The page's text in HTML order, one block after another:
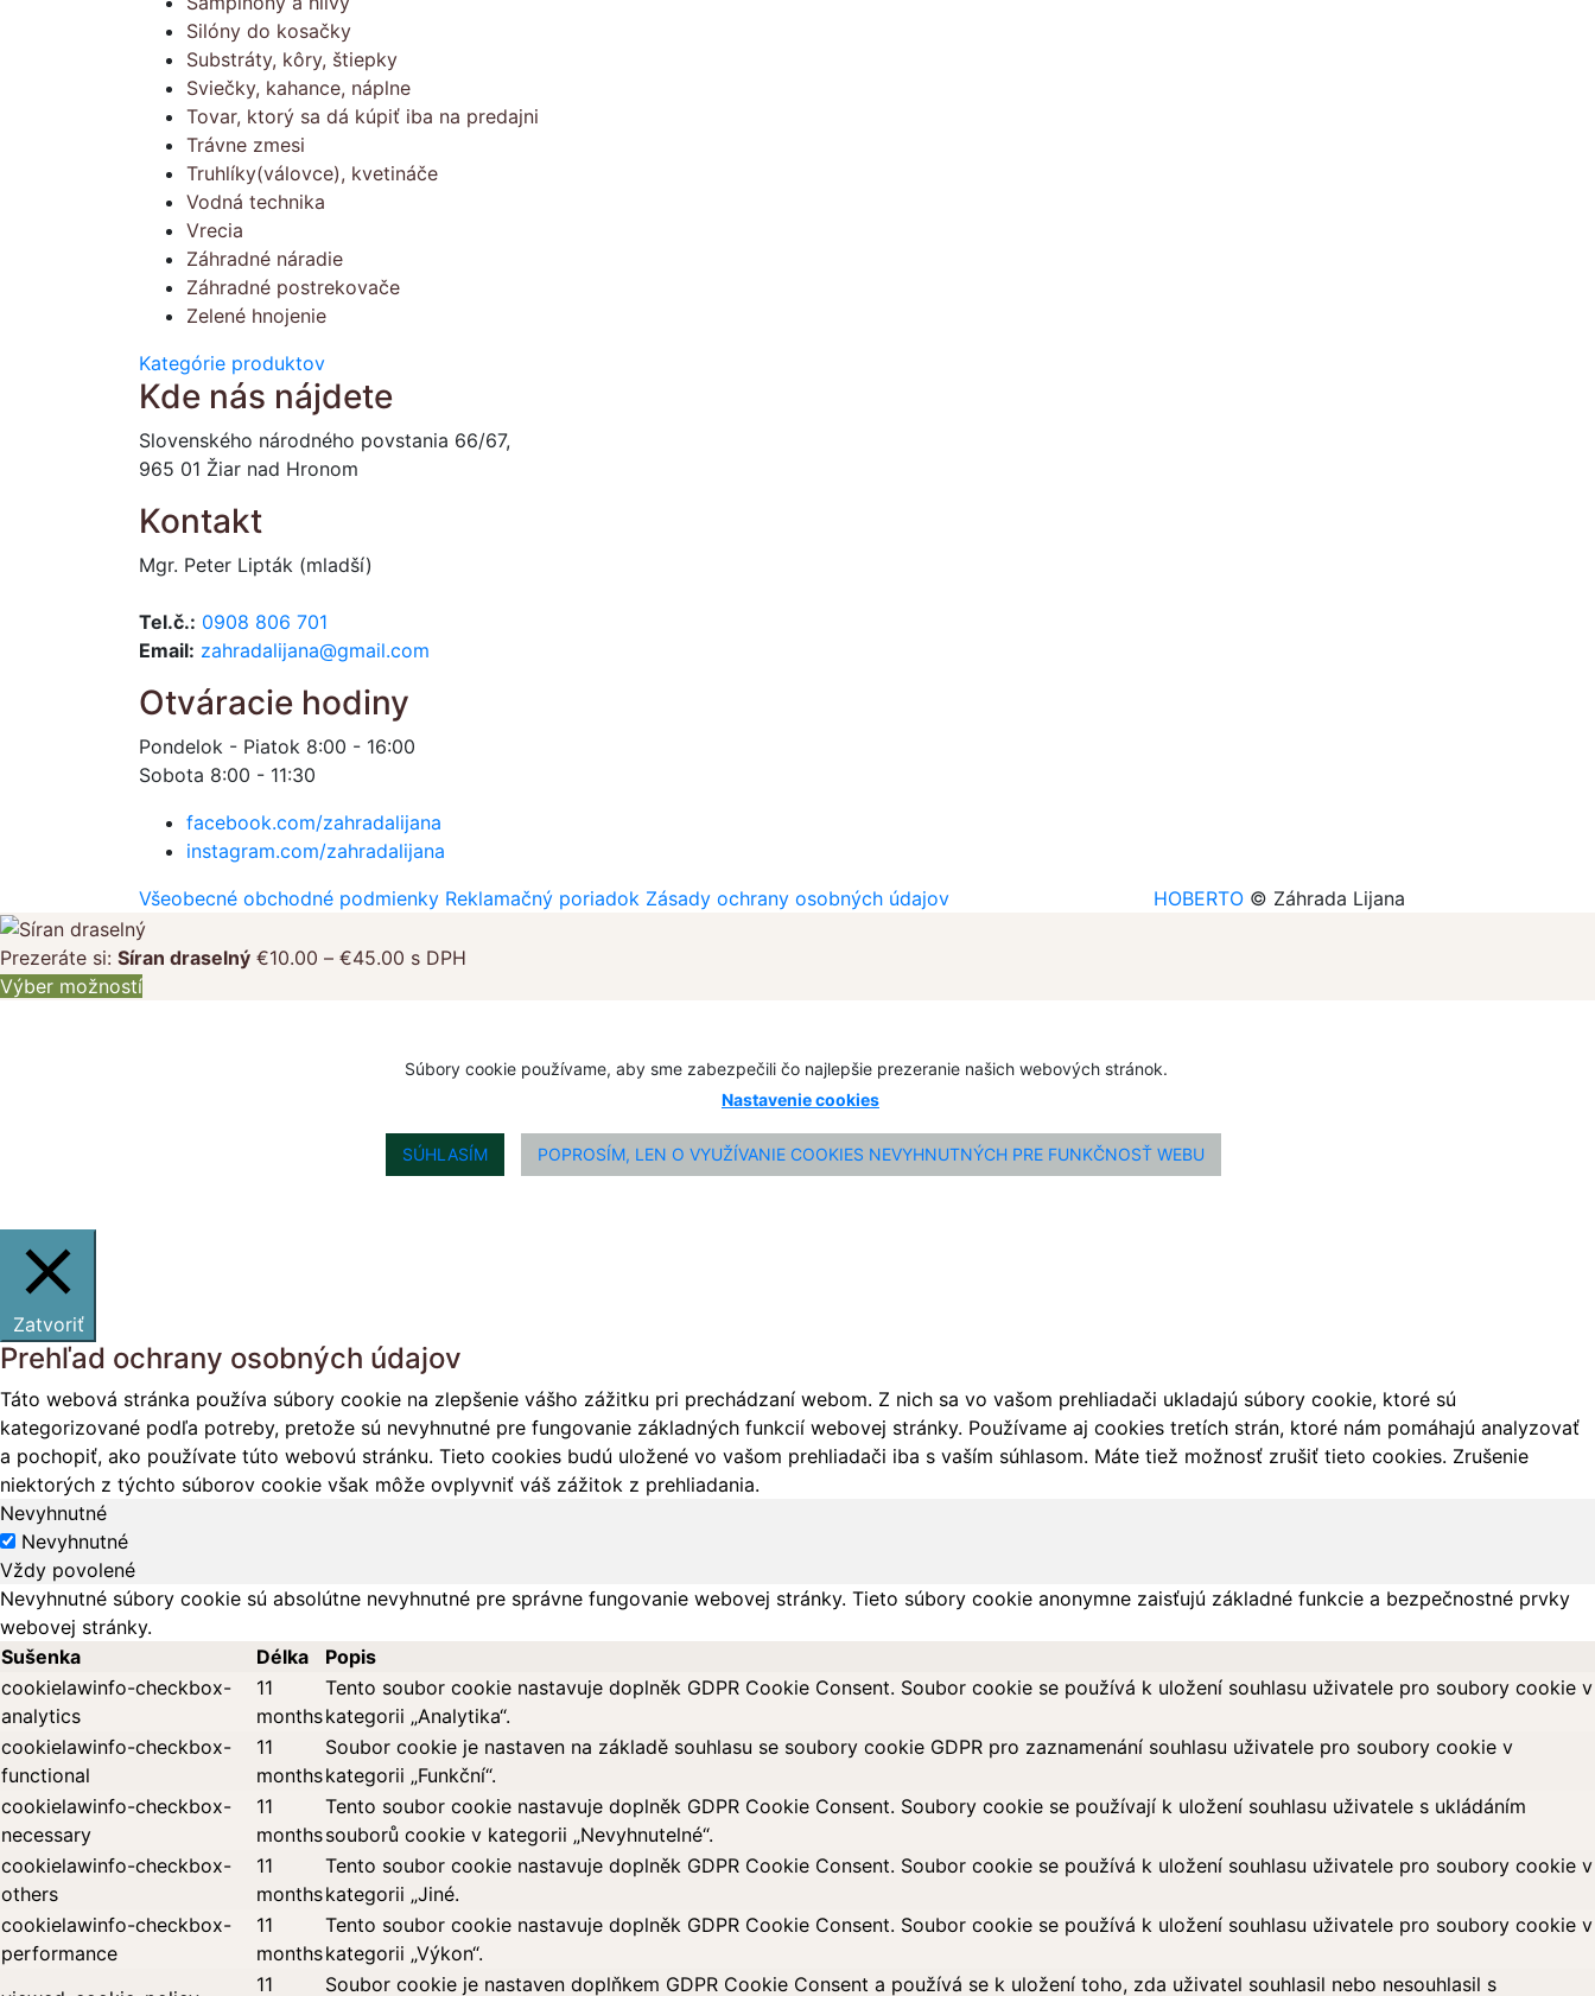
Silóny do kosačky
Substráty, kôry, štiepky
Sviečky, kahance, náplne
Tovar, ktorý sa dá kúpiť iba na predajni
Trávne zmesi
Truhlíky(válovce), kvetináče
Vodná technika
Vrecia
Záhradné náradie
Záhradné postrekovače
Zelené hnojenie
Kategórie produktov
Kde nás nájdete
Slovenského národného povstania 66/67,
965 01 Žiar nad Hronom
Kontakt
Mgr. Peter Lipták (mladší)
Tel.č.: 0908 806 701
Email: zahradalijana@gmail.com
Otváracie hodiny
Pondelok - Piatok 8:00 - 16:00
Sobota 8:00 - 11:30
facebook.com/zahradalijana
instagram.com/zahradalijana
Všeobecné obchodné podmienky Reklamačný poriadok Zásady ochrany osobných údajov HOBERTO © Záhrada Lijana
Prezeráte si: Síran draselný €10.00 – €45.00 Price
€45.00
s DPH
Výber možností
Súbory cookie používame, aby sme zabezpečili čo najlepšie prezeranie našich webových stránok.
Nastavenie cookies
SÚHLASÍM POPROSÍM, LEN O VYUŽÍVANIE COOKIES NEVYHNUTNÝCH PRE FUNKČNOSŤ WEBU
Zatvoriť
Prehľad ochrany osobných údajov
Táto webová stránka používa súbory cookie na zlepšenie vášho zážitku pri prechádzaní webom. Z nich sa vo vašom prehliadači ukladajú súbory cookie, ktoré sú
kategorizované podľa potreby, pretože sú nevyhnutné pre fungovanie základných funkcií webovej stránky. Používame aj cookies tretích strán, ktoré nám pomáhajú analyzovať
a pochopiť, ako používate túto webovú stránku. Tieto cookies budú uložené vo vašom prehliadači iba s vaším súhlasom. Máte tiež možnosť zrušiť tieto cookies. Zrušenie
niektorých z týchto súborov cookie však môže ovplyvniť váš zážitok z prehliadania.
Nevyhnutné
Nevyhnutné
Vždy povolené
Nevyhnutné súbory cookie sú absolútne nevyhnutné pre správne fungovanie webovej stránky. Tieto súbory cookie anonymne zaisťujú základné funkcie a bezpečnostné prvky
webovej stránky.
Sušenka
Délka
Popis
cookielawinfo-checkbox-
analytics
11
months
Tento soubor cookie nastavuje doplněk GDPR Cookie Consent. Soubor cookie se používá k uložení souhlasu uživatele pro soubory cookie v
kategorii „Analytika“.
cookielawinfo-checkbox-
functional
11
months
Soubor cookie je nastaven na základě souhlasu se soubory cookie GDPR pro zaznamenání souhlasu uživatele pro soubory cookie v
kategorii „Funkční“.
cookielawinfo-checkbox-
necessary
11
months
Tento soubor cookie nastavuje doplněk GDPR Cookie Consent. Soubory cookie se používají k uložení souhlasu uživatele s ukládáním
souborů cookie v kategorii „Nevyhnutelné“.
cookielawinfo-checkbox-
others
11
months
Tento soubor cookie nastavuje doplněk GDPR Cookie Consent. Soubor cookie se používá k uložení souhlasu uživatele pro soubory cookie v
kategorii „Jiné.
cookielawinfo-checkbox-
performance
11
months
Tento soubor cookie nastavuje doplněk GDPR Cookie Consent. Soubor cookie se používá k uložení souhlasu uživatele pro soubory cookie v
kategorii „Výkon“.
11 Soubor cookie je nastaven doplňkem GDPR Cookie Consent a používá se k uložení toho, zda uživatel souhlasil nebo nesouhlasil s